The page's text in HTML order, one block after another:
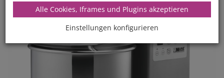
Alle Cookies, Iframes und Plugins akzeptieren
Einstellungen konfigurieren